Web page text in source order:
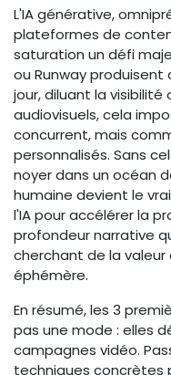
L'IA générative,
plateformes de
saturation un défi
ou Runway produisent
jour, diluant la visibilité
audiovisuels, cela
concurrent, mais
personnalisés. Sans
noyer dans un océan
humaine devient le
l'IA pour accélérer la
profondeur narrative
cherchant de la
éphémère.
En résumé, les 3
pas une mode : elles
campagnes vidéo.
techniques concrètes